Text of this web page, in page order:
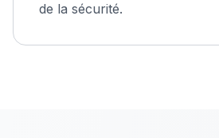
de la sécurité.